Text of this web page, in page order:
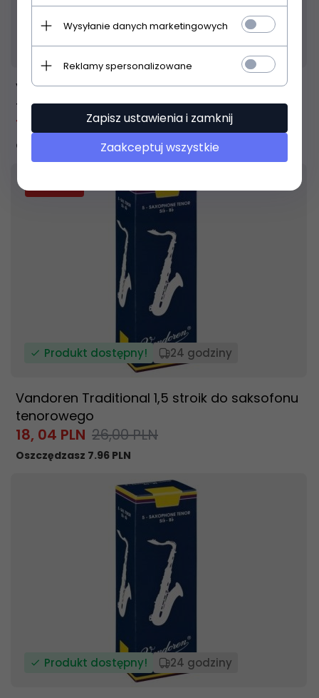
Produkt dostępny! 24 godziny
Vandoren Traditional 1 stroik do saksofonu
tenorowego
18, 22,00 PLN
Oszczędzasz 3.96 PLN
Produkt dostępny! 24 godziny
Vandoren Traditional 1,5 stroik do saksofonu
tenorowego
18, 04 PLN 26,00 PLN
Oszczędzasz 7.96 PLN
Produkt dostępny! 24 godziny
Wysyłanie danych marketingowych
Reklamy spersonalizowane
Zapisz ustawienia i zamknij
Zaakceptuj wszystkie